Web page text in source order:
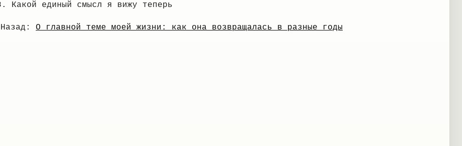
Какой единый смысл я вижу теперь
Назад: О главной теме моей жизни: как она возвращалась в разные годы